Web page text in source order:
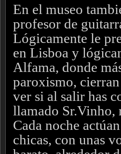
En el museo
profesor de
Lógicamente le
en Lisboa y
Alfama, donde
paroxismo,
ver si al salir has
llamado Sr.Vinho,
Cada noche
chicas, con unas